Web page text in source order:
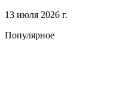
13 июля 2026 г.
Популярное